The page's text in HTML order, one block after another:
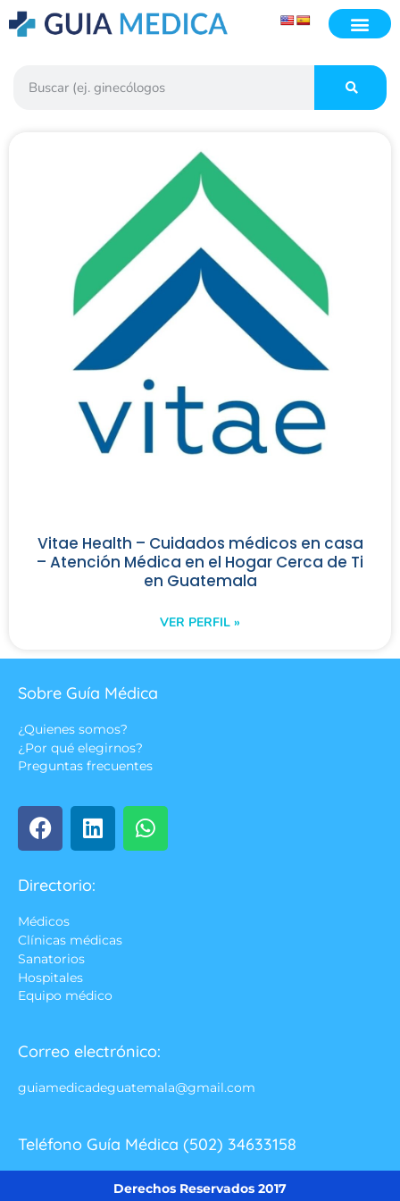
Vitae Health – Cuidados médicos en casa
– Atención Médica en el Hogar Cerca de Ti
en Guatemala
VER PERFIL »
Sobre Guía Médica
¿Quienes somos?
¿Por qué elegirnos?
Preguntas frecuentes
Directorio:
Médicos
Clínicas médicas
Sanatorios
Hospitales
Equipo médico
Correo electrónico:
guiamedicadeguatemala@gmail.com
Teléfono Guía Médica (502) 34633158
Derechos Reservados 2017